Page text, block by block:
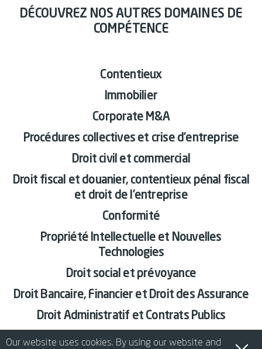
DÉCOUVREZ NOS AUTRES DOMAINES DE
COMPÉTENCE
Contentieux
Immobilier
Corporate M&A
Procédures collectives et crise d’entreprise
Droit civil et commercial
Droit fiscal et douanier, contentieux pénal fiscal
et droit de l’entreprise
Conformité
Propriété Intellectuelle et Nouvelles
Technologies
Droit social et prévoyance
Droit Bancaire, Financier et Droit des Assurance
Droit Administratif et Contrats Publics
Environnement et Sécurité au Travail
Our website uses cookies. By using our website and